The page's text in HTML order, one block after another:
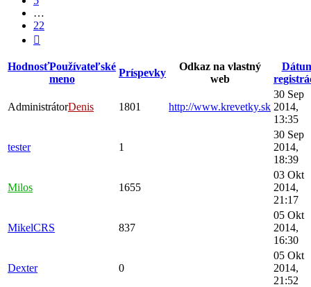
…
22
HodnosťPoužívateľské
meno
Príspevky
Odkaz na vlastný
web
AdministrátorDenis 1801 http://www.krevetky.sk
30 Sep
2014,
13:35
tester 1
30 Sep
2014,
18:39
Milos 1655
03 Okt
2014,
21:17
MikelCRS 837
05 Okt
2014,
16:30
Dexter 0
05 Okt
2014,
21:52